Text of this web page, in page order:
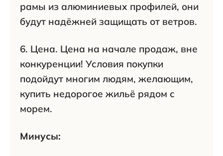
рамы из алюминиевых профилей, они
будут надёжней защищать от ветров.
6. Цена. Цена на начале продаж, вне
конкуренции! Условия покупки
подойдут многим людям, желающим,
купить недорогое жильё рядом с
морем.
Минусы: